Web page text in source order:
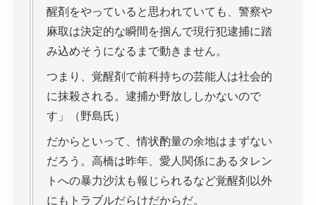
醒剤をやっていると思われていても、警察や
麻取は決定的な瞬間を掴んで現行犯逮捕に踏
み込めそうになるまで動きません。
つまり、覚醒剤で前科持ちの芸能人は社会的
に抹殺される。逮捕か野放ししかないので
す」（野島氏）
だからといって、情状酌量の余地はまずない
だろう。高橋は昨年、愛人関係にあるタレン
トへの暴力沙汰も報じられるなど覚醒剤以外
にもトラブルだらけだからだ。